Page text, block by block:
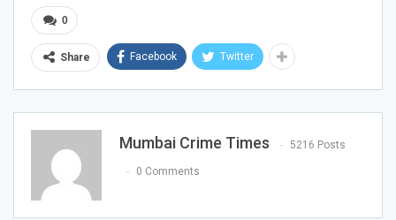
0
Share Facebook Twitter
Mumbai Crime Times 5216 Posts
0 Comments